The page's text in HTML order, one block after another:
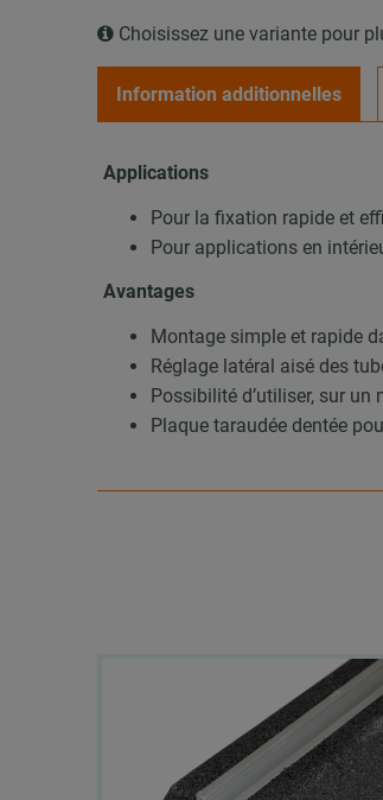
Choisissez une variante pour
Information additionnelles
Applications
Pour la fixation rapide et
Pour applications en
Avantages
Montage simple et rapide
Réglage latéral aisé des
Possibilité d’utiliser, sur
Plaque taraudée dentée